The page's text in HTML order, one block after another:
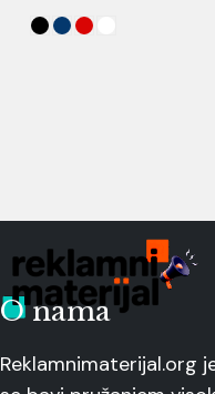
O nama
Reklamnimaterijal.org